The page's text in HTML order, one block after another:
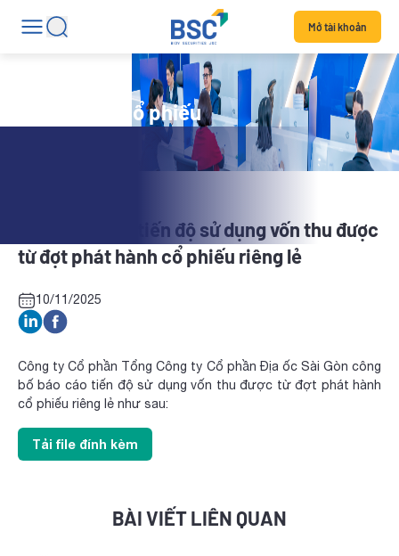
Mở tài khoản
Tin tức mã cổ phiếu
SGR: Báo cáo tiến độ sử dụng vốn thu được
từ đợt phát hành cổ phiếu riêng lẻ
10/11/2025
Công ty Cổ phần Tổng Công ty Cổ phần Địa ốc Sài Gòn công
bố báo cáo tiến độ sử dụng vốn thu được từ đợt phát hành
cổ phiếu riêng lẻ như sau:
Tải file đính kèm
BÀI VIẾT LIÊN QUAN